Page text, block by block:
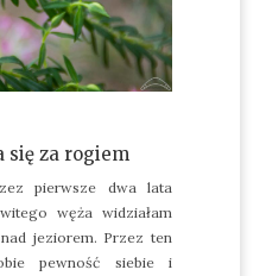
się za rogiem
pierwsze dwa lata
węża widziałam
jeziorem. Przez ten
pewność siebie i